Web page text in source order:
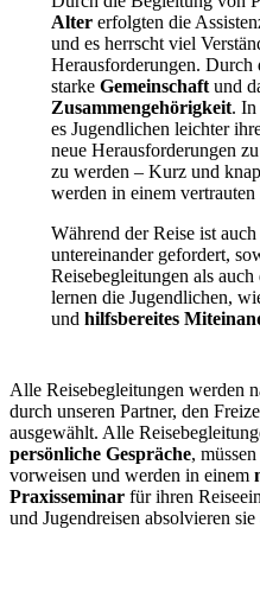
Altererfolgten die
und es herrscht viel
Herausforderungen. Durch
starke Gemeinschaftund
Zusammengehörigkeit. In
es Jugendlichen leichter
neue Herausforderungen
zu werden – Kurz und
werden in einem
Während der Reise ist
untereinander gefordert,
Reisebegleitungen als
lernen die Jugendlichen,
und hilfsbereites
Alle Reisebegleitungen werden
durch unseren Partner, den
ausgewählt. Alle
persönliche Gespräche,
vorweisen und werden in einem
Praxisseminar für ihren
und Jugendreisen absolvieren